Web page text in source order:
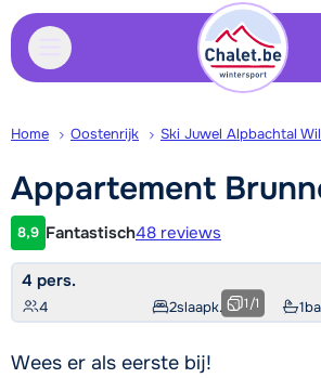
Home Oostenrijk Ski Juwel Alpbachtal
Appartement
Klantwaardering
8,9 Fantastisch48 reviews
4 pers.
4 2slaapk. 1
1/1
Wees er als eerste bij!